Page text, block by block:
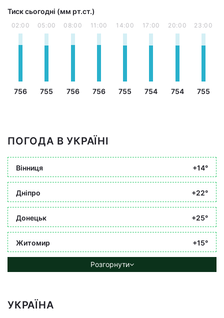
Тиск сьогодні (мм рт.ст.)
02:00
756
05:00
755
08:00
756
11:00
756
14:00
755
17:00
754
20:00
754
23:00
755
ПОГОДА В УКРАЇНІ
Вінниця +14°
Дніпро +22°
Донецьк +25°
Житомир +15°
Розгорнути
УКРАЇНА